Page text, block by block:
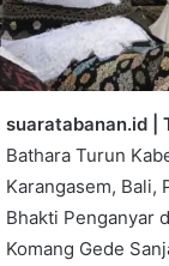
suaratabanan.id |
Bathara Turun
Karangasem, Bali,
Bhakti Penganyar
Komang Gede